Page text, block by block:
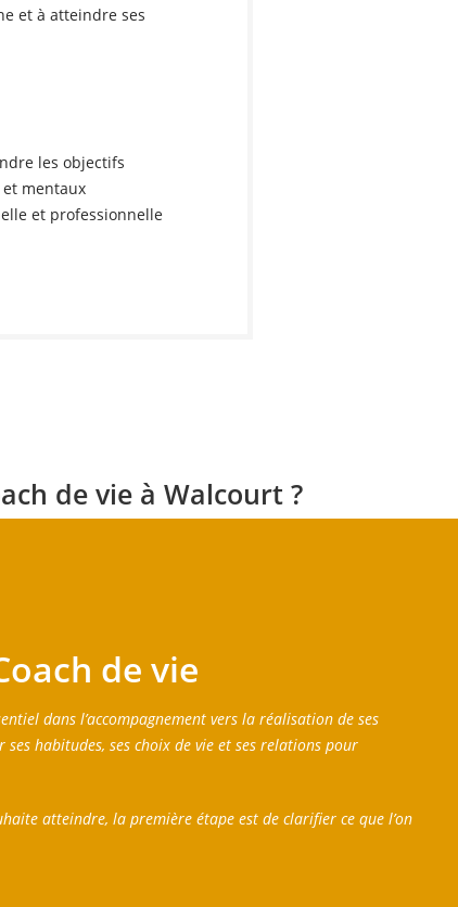
et à atteindre ses
les objectifs
mentaux
et professionnelle
de vie à Walcourt ?
de vie
dans l’accompagnement vers la réalisation de ses
habitudes, ses choix de vie et ses relations pour
atteindre, la première étape est de clarifier ce que l’on